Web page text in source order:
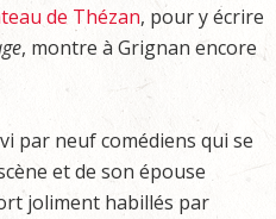
de Thézan, pour y écrire
, montre à Grignan encore
par neuf comédiens qui se
et de son épouse
joliment habillés par